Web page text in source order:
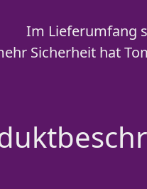
Im Lieferumfang
Sicherheit hat